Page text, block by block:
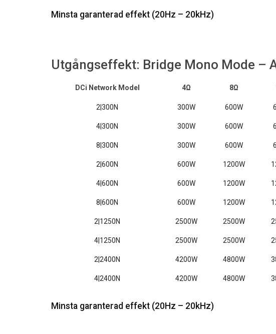
Minsta garanterad effekt (20Hz – 20kHz)
Utgångseffekt: Bridge Mono Mode –
DCi Network Model 4Ω 8Ω
2|300N 300W 600W
4|300N 300W 600W
8|300N 300W 600W
2|600N 600W 1200W
4|600N 600W 1200W
8|600N 600W 1200W
2|1250N 2500W 2500W
4|1250N 2500W 2500W
2|2400N 4200W 4800W
4|2400N 4200W 4800W
Minsta garanterad effekt (20Hz – 20kHz)